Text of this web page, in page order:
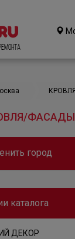
город
каталога
ДЕКОР